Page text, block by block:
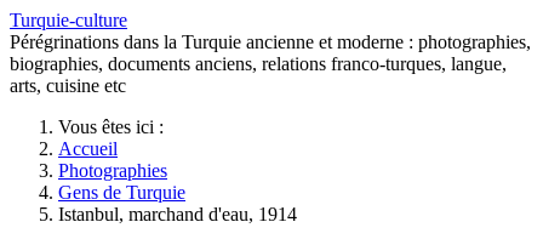
Turquie-culture
Pérégrinations dans la Turquie ancienne et moderne : photographies,
biographies, documents anciens, relations franco-turques, langue,
arts, cuisine etc
Vous êtes ici :
Accueil
Photographies
Gens de Turquie
Istanbul, marchand d'eau, 1914